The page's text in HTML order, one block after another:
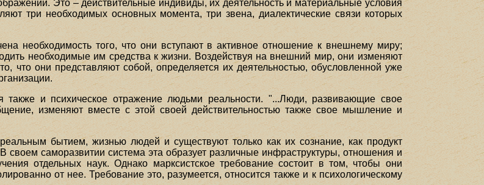
Это – действительные индивиды, их деятельность и материальные условия
три необходимых основных момента, три звена, диалектические связи которых
необходимость того, что они вступают в активное отношение к внешнему миру;
необходимые им средства к жизни. Воздействуя на внешний мир, они изменяют
что они представляют собой, определяется их деятельностью, обусловленной уже
также и психическое отражение людьми реальности. "...Люди, развивающие свое
изменяют вместе с этой своей действительностью также свое мышление и
бытием, жизнью людей и существуют только как их сознание, как продукт
своем саморазвитии система эта образует различные инфраструктуры, отношения и
отдельных наук. Однако марксистское требование состоит в том, чтобы они
от нее. Требование это, разумеется, относится также и к психологическому